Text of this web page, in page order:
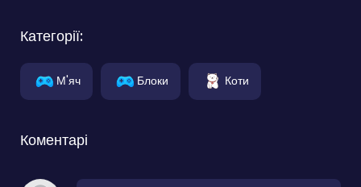
Категорії:
М'яч Блоки Коти
Коментарі